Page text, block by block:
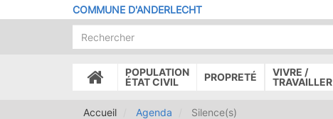
au
COMMUNE D'ANDERLECHT
ACCUEIL
POPULATION
ÉTAT CIVIL
PROPRETÉ
VIVRE /
TRAVAILLER
Accueil Agenda Silence(s)